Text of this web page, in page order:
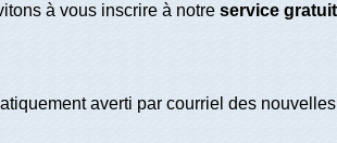
à vous inscrire à notre service gratuit
averti par courriel des